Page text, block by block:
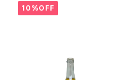
10%OFF